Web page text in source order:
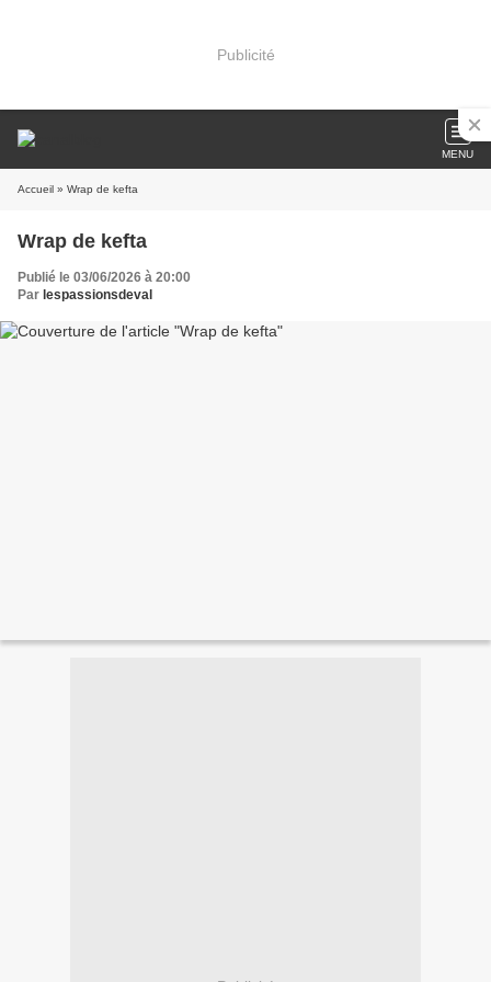
Publicité
MENU
Accueil » Wrap de kefta
Wrap de kefta
Publié le 03/06/2026 à 20:00
Par lespassionsdeval